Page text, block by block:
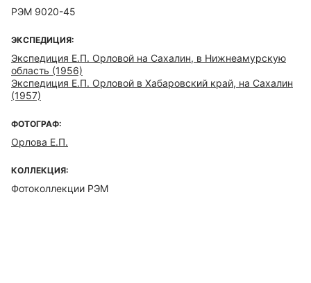
РЭМ 9020-45
ЭКСПЕДИЦИЯ:
Экспедиция Е.П. Орловой на Сахалин, в Нижнеамурскую
область (1956)
Экспедиция Е.П. Орловой в Хабаровский край, на Сахалин
(1957)
ФОТОГРАФ:
Орлова Е.П.
КОЛЛЕКЦИЯ:
Фотоколлекции РЭМ